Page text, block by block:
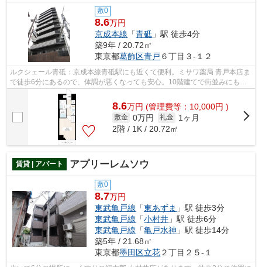
敷0
8.6万円
京成本線 「青砥 」駅 徒歩4分
築9年 / 20.72㎡
東京都葛飾区青戸 ６丁目３-１２
ルクシェール青砥：京成本線青砥駅にも近くて便利。ミサワ薬局 青戸本店ま
で徒歩6分にあるので、体調が悪くなっても安心。10階建てで街並みにも馴
染んだ物件です。この物件は駅から徒...
8.6万円 (管理費等：10,000円 )
敷金 0万円 礼金
1ヶ月
2階 / 1K / 20.72㎡
賃貸 | アパート アプリーレムソウ
敷0
8.7万円
東武亀戸線 「東あずま 」駅 徒歩3分
東武亀戸線 「小村井 」駅 徒歩6分
東武亀戸線 「亀戸水神 」駅 徒歩14分
築5年 / 21.68㎡
東京都墨田区立花２丁目２５-１